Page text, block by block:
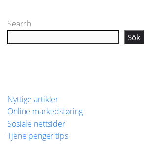
Search
Sök
Nyttige artikler
Online markedsføring
Sosiale nettsider
Tjene penger tips